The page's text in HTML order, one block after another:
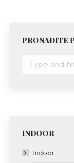
PRONAĐITE
INDOOR
Indoor